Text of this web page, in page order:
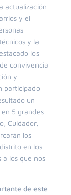
actualización
y el
y la
los
convivencia
y
participado
un
5 grandes
Cuidador,
los
en los
a los que nos
de este